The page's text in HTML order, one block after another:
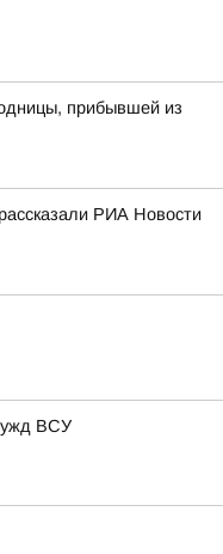
прибывшей из
РИА Новости
ВСУ